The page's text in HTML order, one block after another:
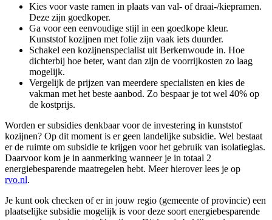
Kies voor vaste ramen in plaats van val- of draai-/kiepramen.
Deze zijn goedkoper.
Ga voor een eenvoudige stijl in een goedkope kleur.
Kunststof kozijnen met folie zijn vaak iets duurder.
Schakel een kozijnenspecialist uit Berkenwoude in. Hoe
dichterbij hoe beter, want dan zijn de voorrijkosten zo laag
mogelijk.
Vergelijk de prijzen van meerdere specialisten en kies de
vakman met het beste aanbod. Zo bespaar je tot wel 40% op
de kostprijs.
Worden er subsidies denkbaar voor de investering in kunststof
kozijnen? Op dit moment is er geen landelijke subsidie. Wel bestaat
er de ruimte om subsidie te krijgen voor het gebruik van isolatieglas.
Daarvoor kom je in aanmerking wanneer je in totaal 2
energiebesparende maatregelen hebt. Meer hierover lees je op
rvo.nl.
Je kunt ook checken of er in jouw regio (gemeente of provincie) een
plaatselijke subsidie mogelijk is voor deze soort energiebesparende